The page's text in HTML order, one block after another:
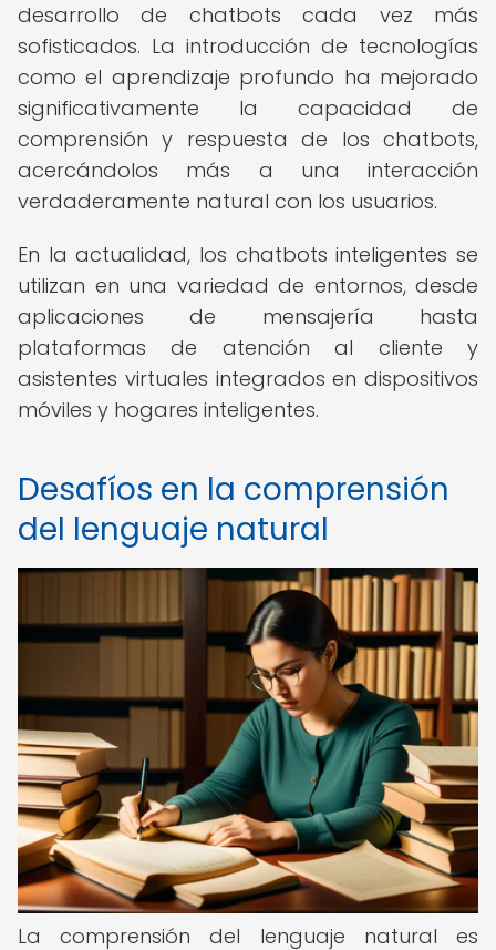
desarrollo de chatbots cada vez más
sofisticados. La introducción de tecnologías
como el aprendizaje profundo ha mejorado
significativamente la capacidad de
comprensión y respuesta de los chatbots,
acercándolos más a una interacción
verdaderamente natural con los usuarios.
En la actualidad, los chatbots inteligentes se
utilizan en una variedad de entornos, desde
aplicaciones de mensajería hasta
plataformas de atención al cliente y
asistentes virtuales integrados en dispositivos
móviles y hogares inteligentes.
Desafíos en la comprensión
del lenguaje natural
La comprensión del lenguaje natural es